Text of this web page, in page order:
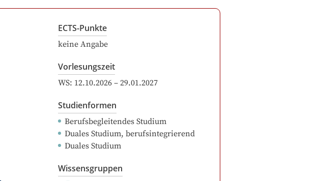
ECTS-Punkte
keine Angabe
Vorlesungszeit
WS: 12.10.2026 – 29.01.2027
Studienformen
Berufsbegleitendes Studium
Duales Studium, berufsintegrierend
Duales Studium
Wissensgruppen